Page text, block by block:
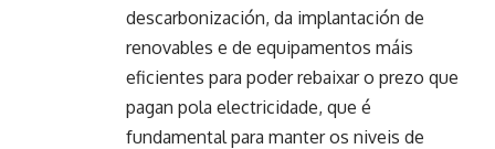
descarbonización, da implantación de
renovables e de equipamentos máis
eficientes para poder rebaixar o prezo que
pagan pola electricidade, que é
fundamental para manter os niveis de